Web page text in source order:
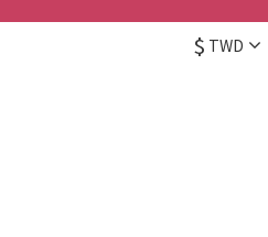
$ TWD